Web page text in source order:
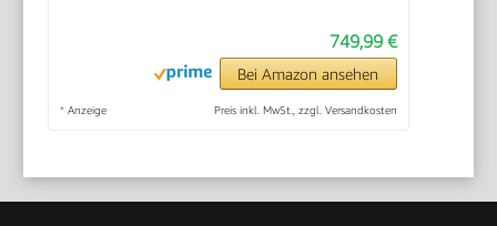
749,99 €
Bei Amazon ansehen
* Anzeige Preis inkl. MwSt., zzgl. Versandkosten